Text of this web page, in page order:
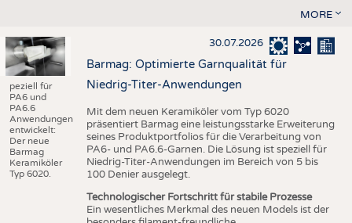
MORE
peziell für
PA6 und
PA6.6
Anwendungen
entwickelt:
Der neue
Barmag
Keramiköler
Typ 6020.
30.07.2026
Barmag: Optimierte Garnqualität für
Niedrig-Titer-Anwendungen
Mit dem neuen Keramiköler vom Typ 6020
präsentiert Barmag eine leistungsstarke Erweiterung
seines Produktportfolios für die Verarbeitung von
PA6- und PA6.6-Garnen. Die Lösung ist speziell für
Niedrig-Titer-Anwendungen im Bereich von 5 bis
100 Denier ausgelegt.
Technologischer Fortschritt für stabile Prozesse
Ein wesentliches Merkmal des neuen Models ist der